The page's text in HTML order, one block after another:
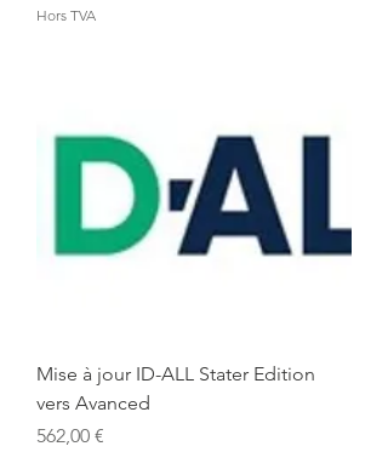
Hors TVA
Mise à jour ID-ALL Stater Edition
vers Avanced
Prix
562,00 €